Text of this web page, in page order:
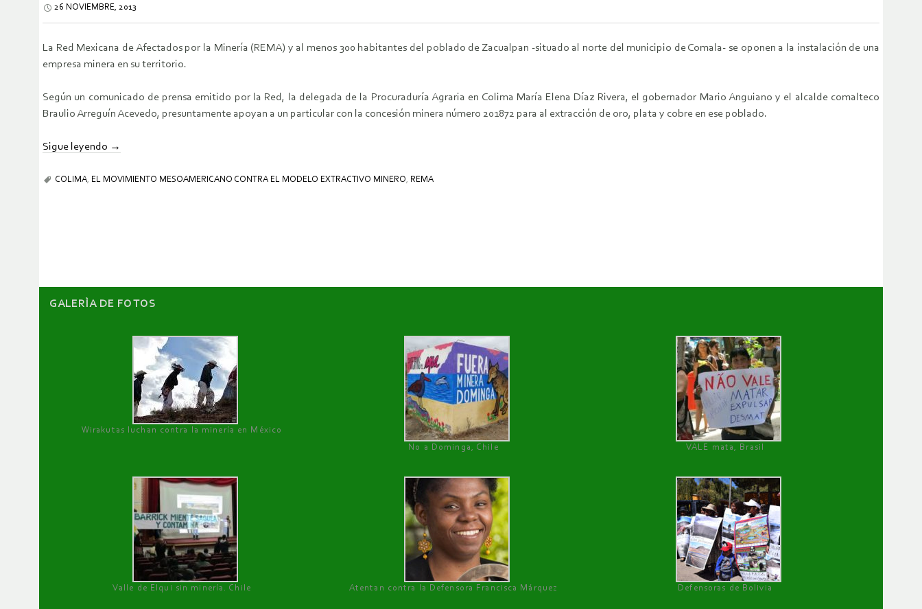
26 NOVIEMBRE, 2013
La Red Mexicana de Afectados por la Minería (REMA) y al menos 300 habitantes del poblado de Zacualpan -situado al norte del municipio de Comala- se oponen a la instalación de una
empresa minera en su territorio.
Según un comunicado de prensa emitido por la Red, la delegada de la Procuraduría Agraria en Colima María Elena Díaz Rivera, el gobernador Mario Anguiano y el alcalde comalteco
Braulio Arreguín Acevedo, presuntamente apoyan a un particular con la concesión minera número 201872 para al extracción de oro, plata y cobre en ese poblado.
Sigue leyendo →
COLIMA, EL MOVIMIENTO MESOAMERICANO CONTRA EL MODELO EXTRACTIVO MINERO, REMA
GALERÌA DE FOTOS
Wirakutas luchan contra la minería en México
No a Dominga, Chile
VALE mata, Brasil
Valle de Elqui sin minería. Chile Atentan contra la Defensora Francisca Márquez Defensoras de Bolivia